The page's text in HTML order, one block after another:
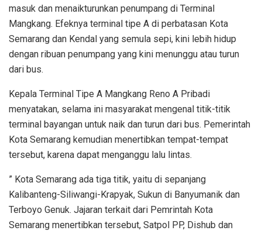
masuk dan menaikturunkan penumpang di Terminal
Mangkang. Efeknya terminal tipe A di perbatasan Kota
Semarang dan Kendal yang semula sepi, kini lebih hidup
dengan ribuan penumpang yang kini menunggu atau turun
dari bus.
Kepala Terminal Tipe A Mangkang Reno A Pribadi
menyatakan, selama ini masyarakat mengenal titik-titik
terminal bayangan untuk naik dan turun dari bus. Pemerintah
Kota Semarang kemudian menertibkan tempat-tempat
tersebut, karena dapat menganggu lalu lintas.
” Kota Semarang ada tiga titik, yaitu di sepanjang
Kalibanteng-Siliwangi-Krapyak, Sukun di Banyumanik dan
Terboyo Genuk. Jajaran terkait dari Pemrintah Kota
Semarang menertibkan tersebut, Satpol PP, Dishub dan